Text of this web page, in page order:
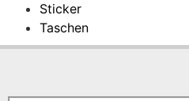
Sticker
Taschen